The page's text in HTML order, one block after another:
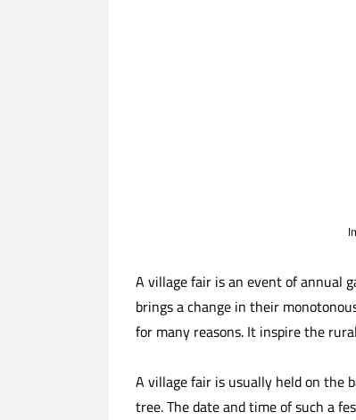
A village fair is an event of annual
brings a change in their
for many reasons. It inspire the
A village fair is usually held on the
tree. The date and time of such a